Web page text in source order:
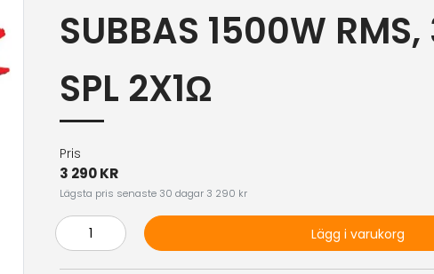
SUBBAS 1500W
SPL 2X1Ω
Pris
3 290 KR
Lägsta pris senaste 30 dagar 3 290 kr
Lägg i varukorg